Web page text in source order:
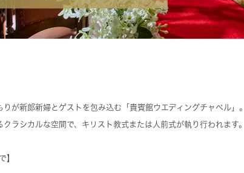
りが新郎新婦とゲストを包み込む「貴賓館ウエディングチャペル」。
クラシカルな空間で、キリスト教式または人前式が執り行われます。
】